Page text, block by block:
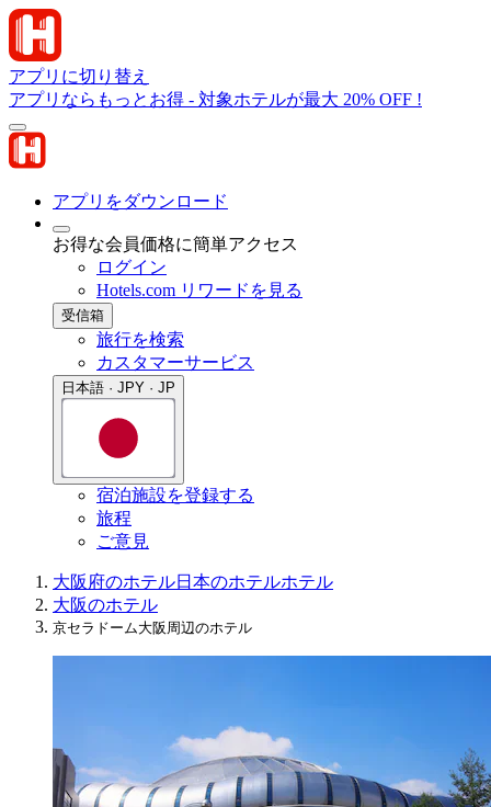
アプリに切り替え
アプリならもっとお得 - 対象ホテルが最大 20% OFF !
アプリをダウンロード
お得な会員価格に簡単アクセス
ログイン
Hotels.com リワードを見る
受信箱
旅行を検索
カスタマーサービス
日本語 · JPY · JP
宿泊施設を登録する
旅程
ご意見
大阪府のホテル日本のホテルホテル
大阪のホテル
京セラドーム大阪周辺のホテル